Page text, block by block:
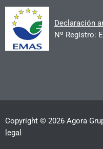
Declaración
Nº Registro:
Copyright © 2026 Agora
legal